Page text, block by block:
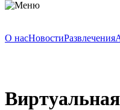
О насНовостиРазвлечения